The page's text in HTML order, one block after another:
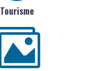
Tourisme